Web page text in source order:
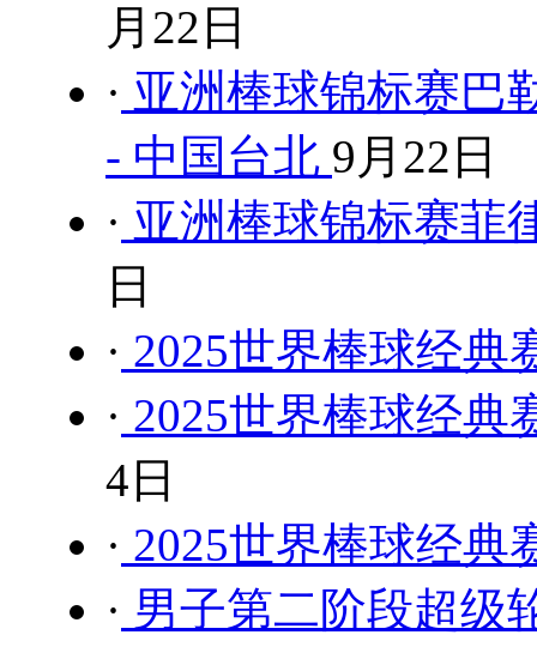
月22日
· 亚洲棒球锦标赛巴
- 中国台北 9月22日
· 亚洲棒球锦标赛菲
日
· 2025世界棒球经
· 2025世界棒球经
4日
· 2025世界棒球经
· 男子第二阶段超级